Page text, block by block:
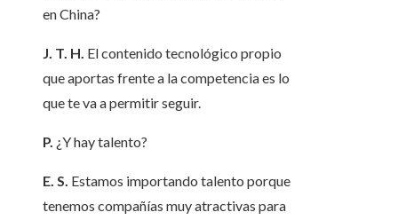
en China?
J. T. H. El contenido tecnológico propio
que aportas frente a la competencia es lo
que te va a permitir seguir.
P. ¿Y hay talento?
E. S. Estamos importando talento porque
tenemos compañías muy atractivas para